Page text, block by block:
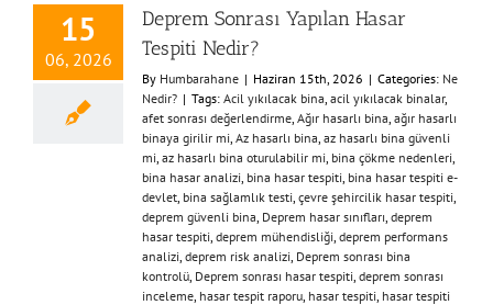
15
06, 2026
Deprem Sonrası Yapılan Hasar
Tespiti Nedir?
By Humbarahane | Haziran 15th, 2026 | Categories: Ne
Nedir? | Tags: Acil yıkılacak bina acil yıkılacak binalar,
afet sonrası değerlendirme Ağır hasarlı bina ağır hasarlı
binaya girilir mi Az hasarlı bina az hasarlı bina güvenli
mi az hasarlı bina oturulabilir mi bina çökme nedenleri
bina hasar analizi bina hasar tespiti bina hasar tespiti e-
devlet bina sağlamlık testi çevre şehircilik hasar tespiti
deprem güvenli bina Deprem hasar sınıfları deprem
hasar tespiti deprem mühendisliği deprem performans
analizi deprem risk analizi Deprem sonrası bina
kontrolü Deprem sonrası hasar tespiti deprem sonrası
inceleme hasar tespit raporu hasar tespiti hasar tespiti